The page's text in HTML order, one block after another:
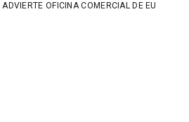
OFICINA COMERCIAL DE EU